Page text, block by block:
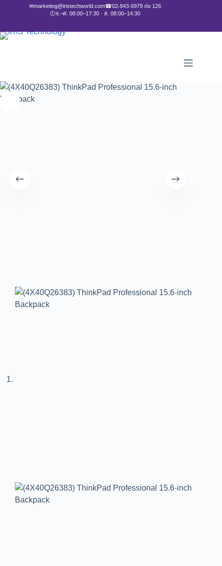
✉marketing@iristechworld.com☎02-843-6979 ต่อ 126
🕘จ.–ศ. 08:00–17:30 · ส. 08:00–14:30